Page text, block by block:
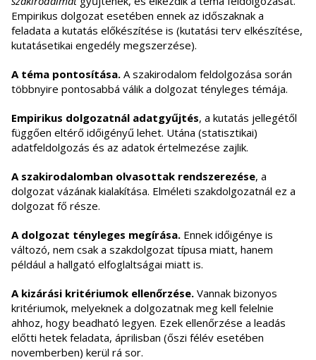
Empirikus dolgozat esetében ennek az időszaknak a
feladata a kutatás előkészítése is (kutatási terv elkészítése,
kutatásetikai engedély megszerzése).
A téma pontosítása. A szakirodalom feldolgozása során
többnyire pontosabbá válik a dolgozat tényleges témája.
Empirikus dolgozatnál adatgyűjtés, a kutatás jellegétől
függően eltérő időigényű lehet. Utána (statisztikai)
adatfeldolgozás és az adatok értelmezése zajlik.
A szakirodalomban olvasottak rendszerezése, a
dolgozat vázának kialakítása. Elméleti szakdolgozatnál ez a
dolgozat fő része.
A dolgozat tényleges megírása. Ennek időigénye is
változó, nem csak a szakdolgozat típusa miatt, hanem
például a hallgató elfoglaltságai miatt is.
A kizárási kritériumok ellenőrzése. Vannak bizonyos
kritériumok, melyeknek a dolgozatnak meg kell felelnie
ahhoz, hogy beadható legyen. Ezek ellenőrzése a leadás
előtti hetek feladata, áprilisban (őszi félév esetében
novemberben) kerül rá sor.